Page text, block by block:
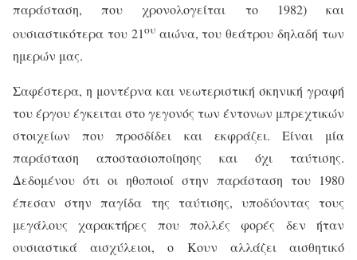
παράσταση, που χρονολογείται το 1982) και
ουσιαστικότερα του 21ουαιώνα, του θεάτρου δηλαδή των
ημερών μας.
Σαφέστερα, η μοντέρνα και νεωτεριστική σκηνική γραφή
του έργου έγκειται στο γεγονός των έντονων μπρεχτικών
στοιχείων που προσδίδει και εκφράζει. Είναι μία
παράσταση αποστασιοποίησης και όχι ταύτισης.
Δεδομένου ότι οι ηθοποιοί στην παράσταση του 1980
έπεσαν στην παγίδα της ταύτισης, υποδύοντας τους
μεγάλους χαρακτήρες που πολλές φορές δεν ήταν
ουσιαστικά αισχύλειοι, ο Κουν αλλάζει αισθητικό